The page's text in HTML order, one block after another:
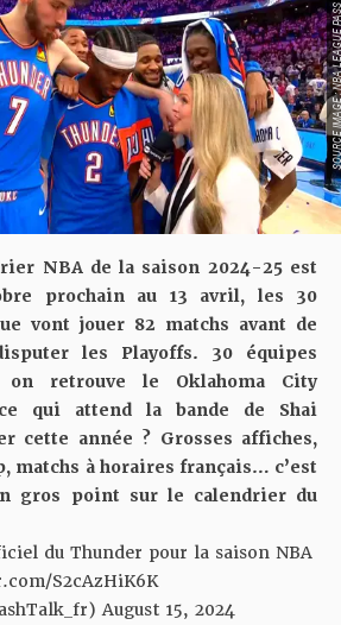
SOURCE
NBA de la saison 2024-25 est
prochain au 13 avril, les 30
vont jouer 82 matchs avant de
les Playoffs. 30 équipes
on retrouve le Oklahoma City
ce qui attend la bande de Shai
cette année ? Grosses affiches,
matchs à horaires français… c’est
gros point sur le calendrier du
du Thunder pour la saison NBA
S2cAzHiK6K
August 15, 2024